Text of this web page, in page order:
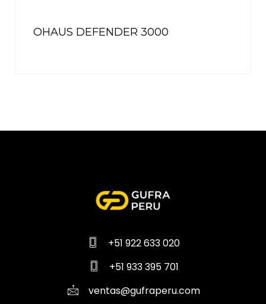
OHAUS DEFENDER 3000
+51 922 633 020
+51 933 395 701
ventas@gufraperu.com